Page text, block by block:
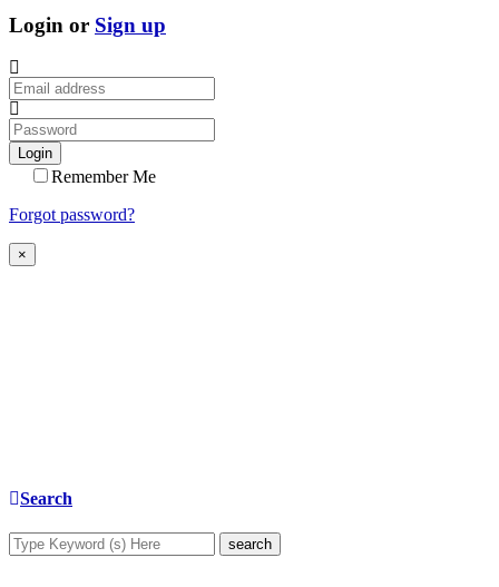
Login or Sign up
Login
Remember Me
Forgot password?
×
Search
search